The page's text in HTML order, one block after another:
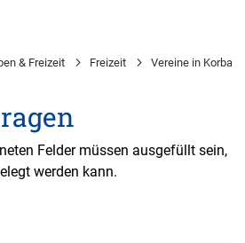
& Freizeit Freizeit Vereine in Korbach
Felder müssen ausgefüllt sein,
werden kann.